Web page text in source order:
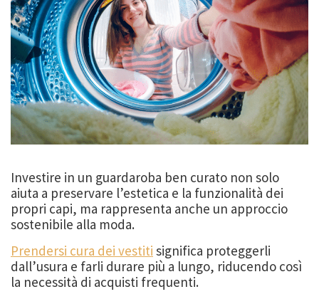
Investire in un guardaroba ben curato non solo
aiuta a preservare l’estetica e la funzionalità dei
propri capi, ma rappresenta anche un approccio
sostenibile alla moda.
Prendersi cura dei vestiti significa proteggerli
dall’usura e farli durare più a lungo, riducendo così
la necessità di acquisti frequenti.